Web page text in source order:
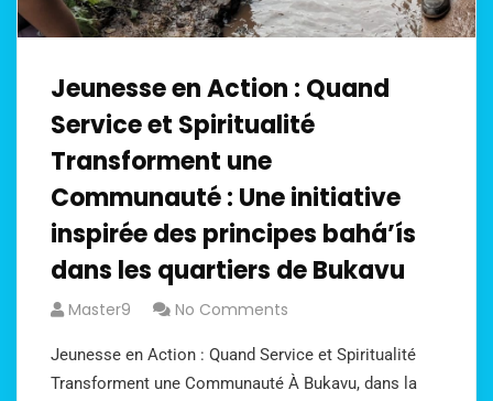
Jeunesse en Action : Quand
Service et Spiritualité
Transforment une
Communauté : Une initiative
inspirée des principes bahá’ís
dans les quartiers de Bukavu
Master9 No Comments
Jeunesse en Action : Quand Service et Spiritualité
Transforment une Communauté À Bukavu, dans la